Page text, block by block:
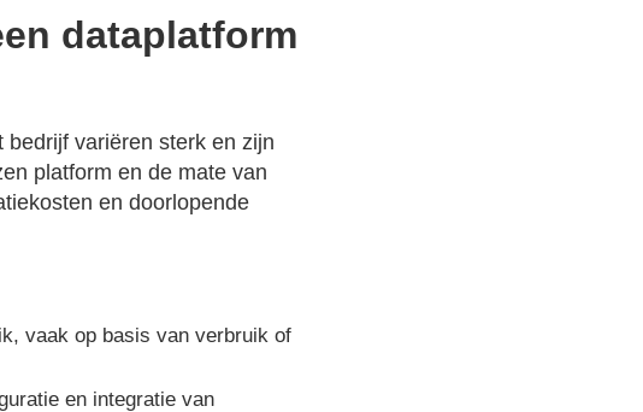
dataplatform
variëren sterk en zijn
platform en de mate van
en doorlopende
vaak op basis van verbruik of
en integratie van